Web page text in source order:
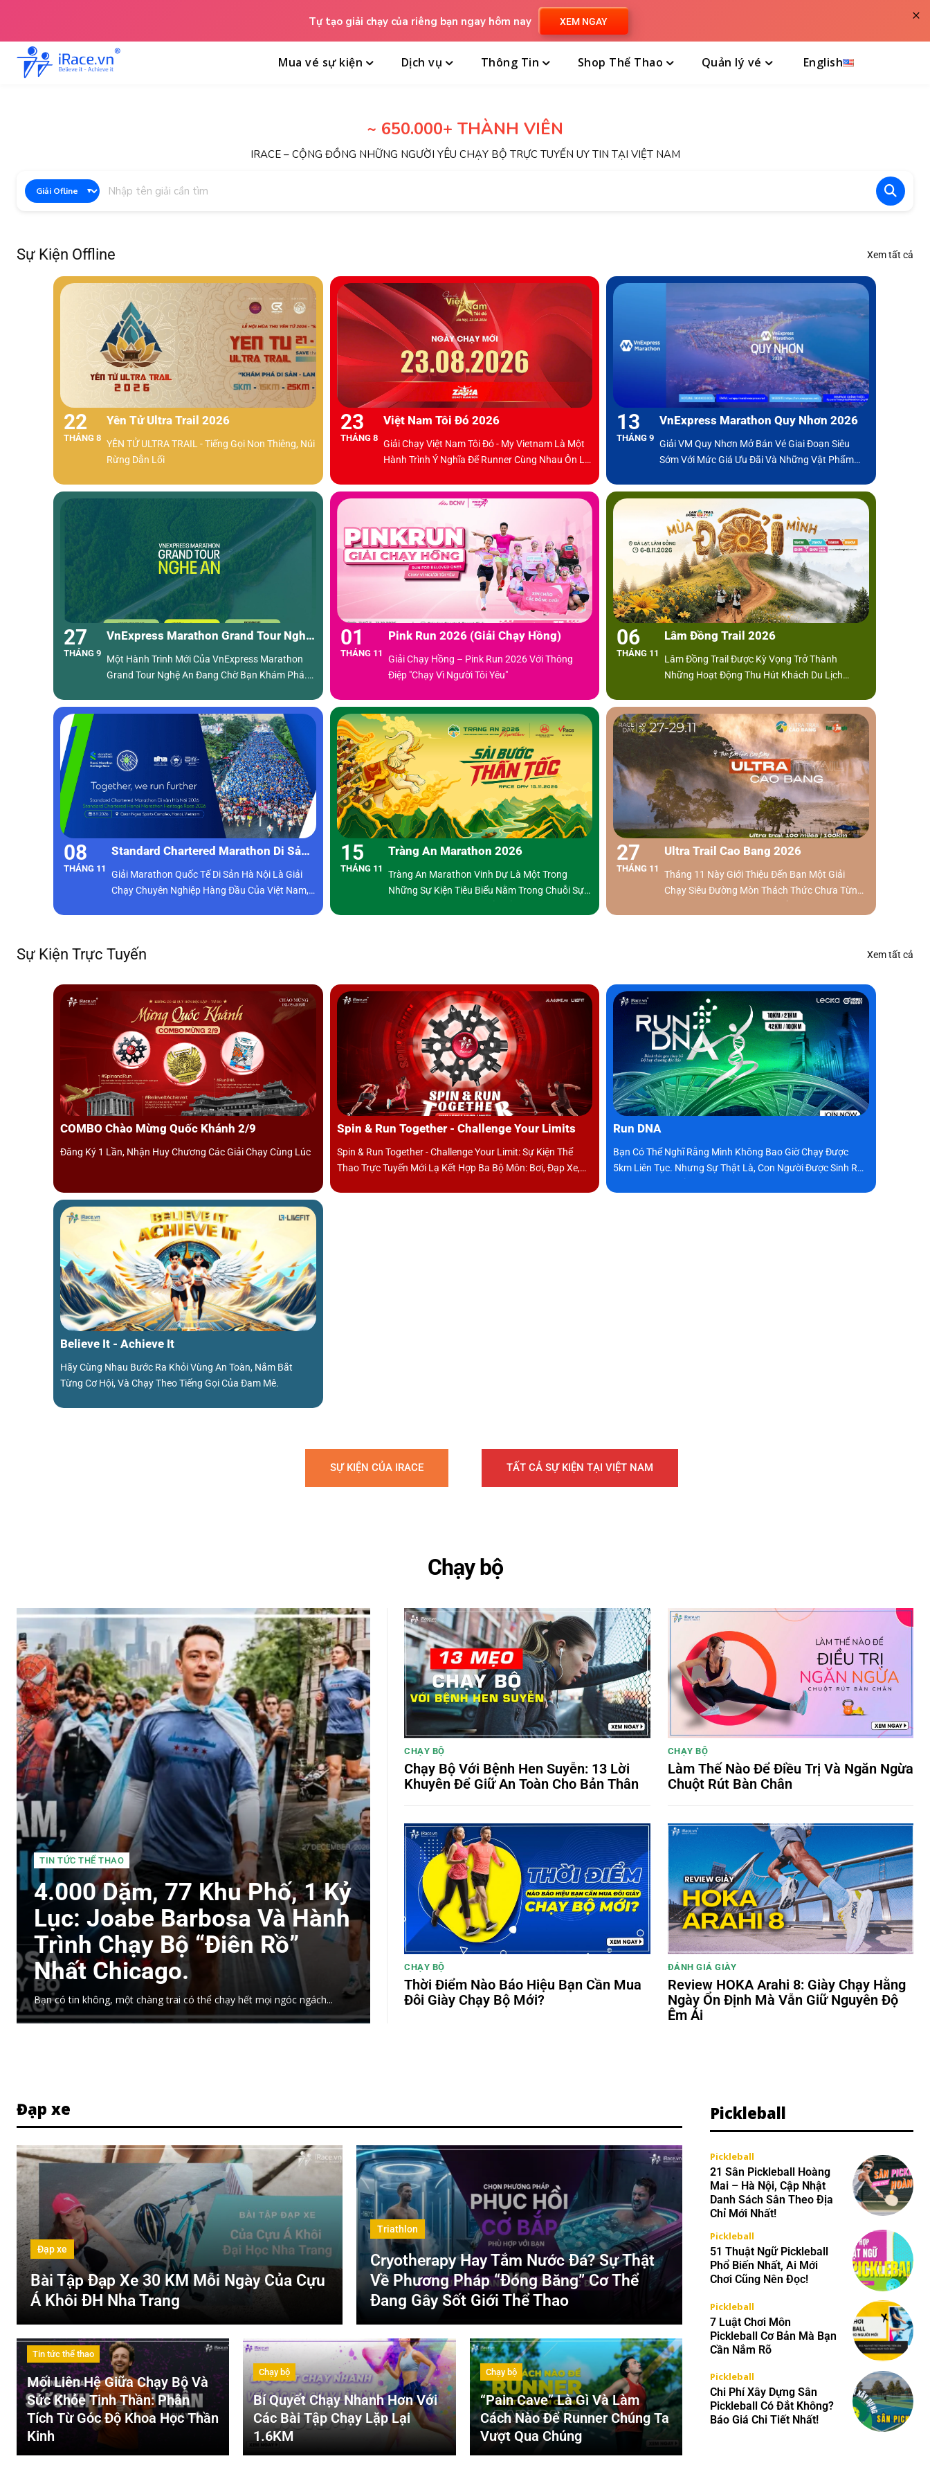
Tự tạo giải chạy của riêng bạn ngay hôm nay XEM NGAY ×
Mua vé sự kiện Dịch vụ Thông Tin Shop Thể Thao Quản lý vé English
~ 650.000+ THÀNH VIÊN
IRACE – CỘNG ĐỒNG NHỮNG NGƯỜI YÊU CHẠY BỘ TRỰC TUYẾN UY TIN TẠI VIỆT NAM
Sự Kiện Offline Xem tất cả
22
THÁNG 8
Yên Tử Ultra Trail 2026
YÊN TỬ ULTRA TRAIL - Tiếng Gọi Non Thiêng, Núi
Rừng Dẫn Lối
23
THÁNG 8
Việt Nam Tôi Đó 2026
Giải Chạy Việt Nam Tôi Đó - My Vietnam Là Một
Hành Trình Ý Nghĩa Để Runner Cùng Nhau Ôn Lại
Đất Nước.
13
THÁNG 9
VnExpress Marathon Quy Nhơn 2026
Giải VM Quy Nhơn Mở Bán Vé Giai Đoạn Siêu
Sớm Với Mức Giá Ưu Đãi Và Những Vật Phẩm
27
THÁNG 9
VnExpress Marathon Grand Tour Nghe
An 2026
Một Hành Trình Mới Của VnExpress Marathon
Grand Tour Nghệ An Đang Chờ Bạn Khám Phá.
Mốc Đáng Nhớ Sẽ Sớm Được Hé Lộ.
01
THÁNG 11
Pink Run 2026 (Giải Chạy Hồng)
Giải Chạy Hồng – Pink Run 2026 Với Thông
Điệp "Chạy Vì Người Tôi Yêu"
06
THÁNG 11
Lâm Đồng Trail 2026
Lâm Đồng Trail Được Kỳ Vọng Trở Thành
Những Hoạt Động Thu Hút Khách Du Lịch
Loạt Dịch Vụ Trải Nghiệm, Quảng Bá Văn Hóa
Đặc Sắc Và Cảnh Quan Thiên Nhiên Tuyệt Vời.
08
THÁNG 11
Standard Chartered Marathon Di Sản
Hà Nội 2026
Giải Marathon Quốc Tế Di Sản Hà Nội Là Giải
Chạy Chuyên Nghiệp Hàng Đầu Của Việt Nam,
15
THÁNG 11
Tràng An Marathon 2026
Tràng An Marathon Vinh Dự Là Một Trong
Những Sự Kiện Tiêu Biểu Nằm Trong Chuỗi Sự
27
THÁNG 11
Ultra Trail Cao Bang 2026
Tháng 11 Này Giới Thiệu Đến Bạn Một Giải
Chạy Siêu Đường Mòn Thách Thức Chưa Từng
Sự Kiện Trực Tuyến Xem tất cả
COMBO Chào Mừng Quốc Khánh 2/9
Đăng Ký 1 Lần, Nhận Huy Chương Các Giải Chạy Cùng Lúc
Spin & Run Together - Challenge Your Limits
Spin & Run Together - Challenge Your Limit: Sự Kiện Thể
Thao Trực Tuyến Mới Lạ Kết Hợp Ba Bộ Môn: Bơi, Đạp Xe,
Run DNA
Bạn Có Thể Nghĩ Rằng Mình Không Bao Giờ Chạy Được
5km Liên Tục. Nhưng Sự Thật Là, Con Người Được Sinh Ra
Believe It - Achieve It
Hãy Cùng Nhau Bước Ra Khỏi Vùng An Toàn, Nắm Bắt
Từng Cơ Hội, Và Chạy Theo Tiếng Gọi Của Đam Mê.
SỰ KIỆN CỦA IRACE TẤT CẢ SỰ KIỆN TẠI VIỆT NAM
Chạy bộ
TIN TỨC THỂ THAO
4.000 Dặm, 77 Khu Phố, 1 Kỷ
Lục: Joabe Barbosa Và Hành
Trình Chạy Bộ “điên Rồ”
Nhất Chicago.
Bạn có tin không, một chàng trai có thể chạy hết mọi ngóc ngách...
CHẠY BỘ
Chạy Bộ Với Bệnh Hen Suyễn: 13 Lời
Khuyên Để Giữ An Toàn Cho Bản Thân
CHẠY BỘ
Làm Thế Nào Để Điều Trị Và Ngăn Ngừa
Chuột Rút Bàn Chân
CHẠY BỘ
Thời Điểm Nào Báo Hiệu Bạn Cần Mua
Đôi Giày Chạy Bộ Mới?
ĐÁNH GIÁ GIÀY
Review HOKA Arahi 8: Giày Chạy Hằng
Ngày Ổn Định Mà Vẫn Giữ Nguyên Độ
Êm Ái
Đạp xe
Đạp xe
Bài Tập Đạp Xe 30 KM Mỗi Ngày Của Cựu
Á Khôi ĐH Nha Trang
Triathlon
Cryotherapy Hay Tắm Nước Đá? Sự Thật
Về Phương Pháp “Đóng Băng” Cơ Thể
Đang Gây Sốt Giới Thể Thao
Tin tức thể thao
Mối Liên Hệ Giữa Chạy Bộ Và
Sức Khỏe Tinh Thần: Phân
Tích Từ Góc Độ Khoa Học Thần
Kinh
Chạy bộ
Bí Quyết Chạy Nhanh Hơn Với
Các Bài Tập Chạy Lặp Lại
1.6KM
Chạy bộ
“Pain Cave” Là Gì Và Làm
Cách Nào Để Runner Chúng Ta
Vượt Qua Chúng
Pickleball
Pickleball
21 Sân Pickleball Hoàng
Mai – Hà Nội, Cập Nhật
Danh Sách Sân Theo Địa
Chỉ Mới Nhất!
Pickleball
51 Thuật Ngữ Pickleball
Phổ Biến Nhất, Ai Mới
Chơi Cũng Nên Đọc!
Pickleball
7 Luật Chơi Môn
Pickleball Cơ Bản Mà Bạn
Cần Nắm Rõ
Pickleball
Chi Phí Xây Dựng Sân
Pickleball Có Đắt Không?
Báo Giá Chi Tiết Nhất!